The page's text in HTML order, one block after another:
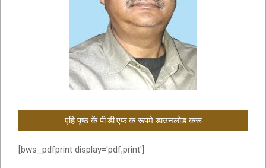
एहि पृष्ठ कें पी.डी.एफ.क रूपमे डाउनलोड करू
[bws_pdfprint display='pdf,print']